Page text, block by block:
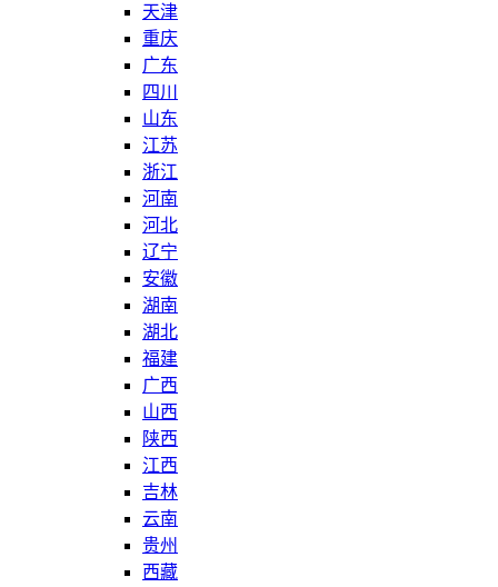
天津
重庆
广东
四川
山东
江苏
浙江
河南
河北
辽宁
安徽
湖南
湖北
福建
广西
山西
陕西
江西
吉林
云南
贵州
西藏